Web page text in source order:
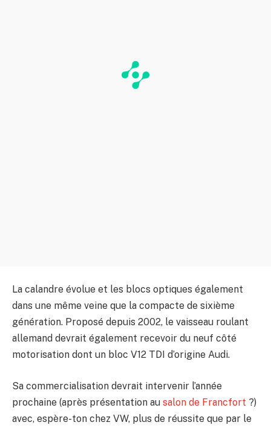
La calandre évolue et les blocs optiques également
dans une même veine que la compacte de sixième
génération. Proposé depuis 2002, le vaisseau roulant
allemand devrait également recevoir du neuf côté
motorisation dont un bloc V12 TDI d’origine Audi.
Sa commercialisation devrait intervenir l’année
prochaine (après présentation au salon de Francfort ?)
avec, espère-ton chez VW, plus de réussite que par le